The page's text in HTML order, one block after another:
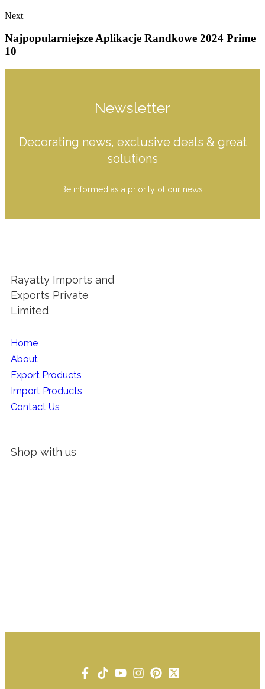
Next
Najpopularniejsze Aplikacje Randkowe 2024 Prime
10
Newsletter
Decorating news, exclusive deals & great
solutions
Be informed as a priority of our news.
Rayatty Imports and
Exports Private
Limited
Home
About
Export Products
Import Products
Contact Us
Shop with us